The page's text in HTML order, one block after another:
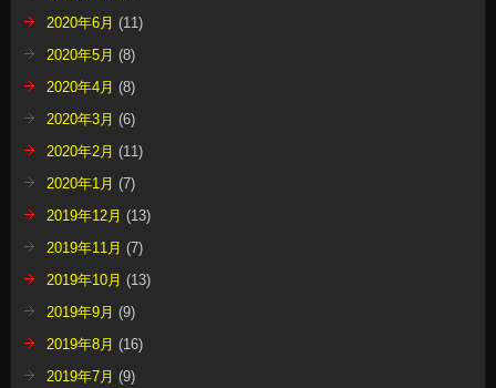
2020年6月 (11)
2020年5月 (8)
2020年4月 (8)
2020年3月 (6)
2020年2月 (11)
2020年1月 (7)
2019年12月 (13)
2019年11月 (7)
2019年10月 (13)
2019年9月 (9)
2019年8月 (16)
2019年7月 (9)